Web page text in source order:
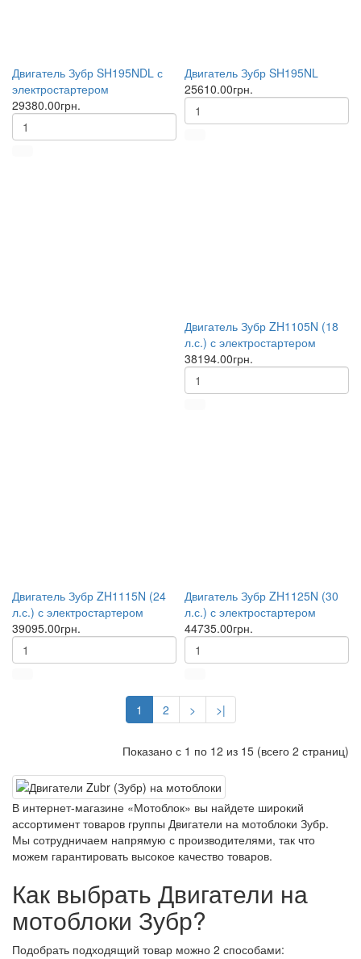
Двигатель Зубр SH195NDL с
электростартером
29380.00грн.
Двигатель Зубр SH195NL
25610.00грн.
Двигатель Зубр ZH1105N (18
л.с.) с электростартером
38194.00грн.
Двигатель Зубр ZH1115N (24
л.с.) с электростартером
39095.00грн.
Двигатель Зубр ZH1125N (30
л.с.) с электростартером
44735.00грн.
1 2 > >|
Показано с 1 по 12 из 15 (всего 2 страниц)
В интернет-магазине «Мотоблок» вы найдете широкий
ассортимент товаров группы Двигатели на мотоблоки Зубр.
Мы сотрудничаем напрямую с производителями, так что
можем гарантировать высокое качество товаров.
Как выбрать Двигатели на
мотоблоки Зубр?
Подобрать подходящий товар можно 2 способами: